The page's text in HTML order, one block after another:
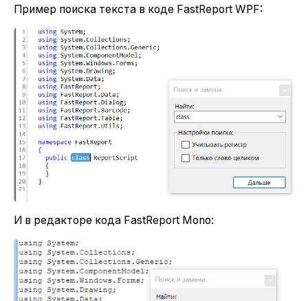
Пример поиска текста в коде FastReport WPF:
И в редакторе кода FastReport Mono: